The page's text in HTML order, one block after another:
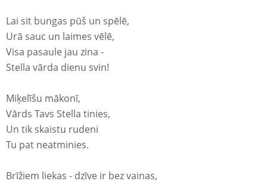
Lai sit bungas pūš un spēlē,
Urā sauc un laimes vēlē,
Visa pasaule jau zina -
Stella vārda dienu svin!
Miķelīšu mākonī,
Vārds Tavs Stella tinies,
Un tik skaistu rudeni
Tu pat neatminies.
Brīžiem liekas - dzīve ir bez vainas,